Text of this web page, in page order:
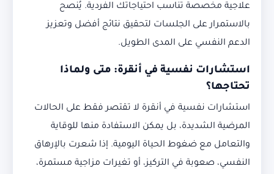
علاجية مخصصة تناسب احتياجاتك الفردية. يُنصح
بالاستمرار على الجلسات لتحقيق نتائج أفضل وتعزيز
الدعم النفسي على المدى الطويل.
استشارات نفسية في أنقرة: متى ولماذا
تحتاجها؟
استشارات نفسية في أنقرة لا تقتصر فقط على الحالات
المرضية الشديدة، بل يمكن الاستفادة منها للوقاية
والتعامل مع ضغوط الحياة اليومية. إذا شعرت بالإرهاق
النفسي، صعوبة في التركيز، أو تغيرات مزاجية مستمرة،